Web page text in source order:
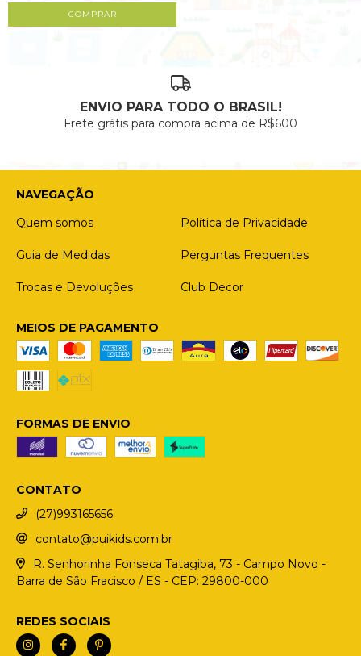
COMPRAR
ENVIO PARA TODO O BRASIL!
Frete grátis para compra acima de R$600
NAVEGAÇÃO
Quem somos
Política de Privacidade
Guia de Medidas Perguntas Frequentes
Trocas e Devoluções Club Decor
MEIOS DE PAGAMENTO
FORMAS DE ENVIO
CONTATO
(27)993165656
contato@puikids.com.br
R. Senhorinha Fonseca Tatagiba, 73 - Campo Novo -
Barra de São Fracisco / ES - CEP: 29800-000
REDES SOCIAIS